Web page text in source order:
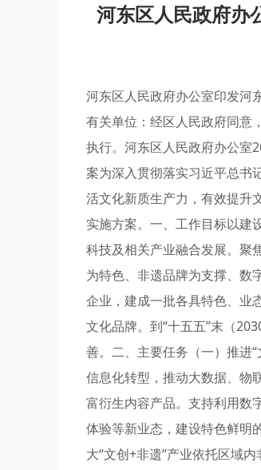
河东区人民政府办
河东区人民政府办公室印发河
有关单位：经区人民政府同意
执行。河东区人民政府办公室
案为深入贯彻落实习近平总书
活文化新质生产力，有效提升
实施方案。一、工作目标以建
科技及相关产业融合发展。聚
为特色、非遗品牌为支撑、数
企业，建成一批各具特色、业
文化品牌。到“十五五”末（
善。二、主要任务（一）推进
信息化转型，推动大数据、物
富衍生内容产品。支持利用数
体验等新业态，建设特色鲜明
大“文创+非遗”产业依托区域